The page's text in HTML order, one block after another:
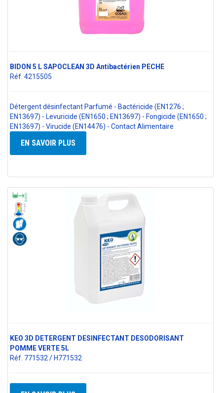
BIDON 5 L SAPOCLEAN 3D Antibactérien PECHE
Réf. 4215505
Détergent désinfectant Parfumé - Bactéricide (EN1276 ;
EN13697) - Levuricide (EN1650 ; EN13697) - Fongicide (EN1650 ;
EN13697) - Virucide (EN14476) - Contact Alimentaire
EN SAVOIR PLUS
KEO 3D DETERGENT DESINFECTANT DESODORISANT
POMME VERTE 5L
Réf. 771532 / H771532